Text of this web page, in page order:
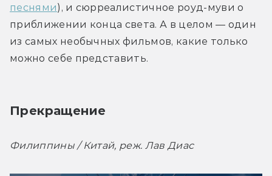
песнями), и сюрреалистичное роуд-муви о
приближении конца света. А в целом — один
из самых необычных фильмов, какие только
можно себе представить.
Прекращение
Филиппины / Китай, реж. Лав Диас